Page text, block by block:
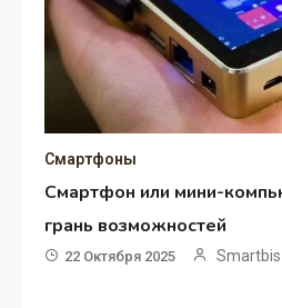
Смартфоны
Смартфон или мини-
грань возможностей
22 Октября 2025 Smartbis